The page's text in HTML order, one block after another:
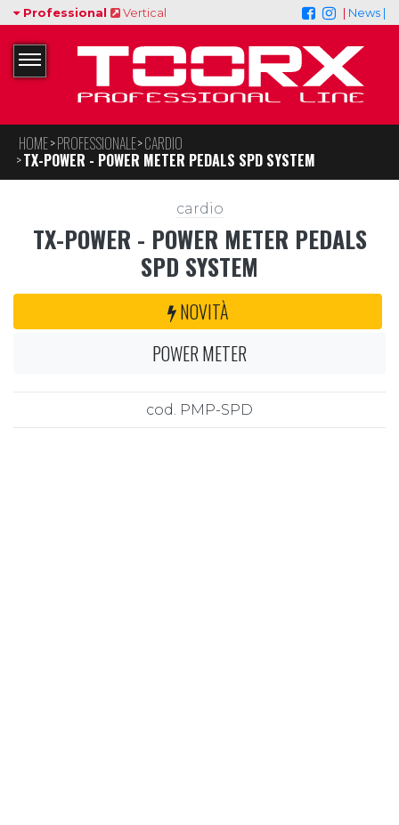
Professional Vertical | News |
HOME PROFESSIONALE CARDIO
TX-POWER - POWER METER PEDALS SPD SYSTEM
cardio
TX-POWER - POWER METER PEDALS
SPD SYSTEM
NOVITÀ
POWER METER
cod. PMP-SPD